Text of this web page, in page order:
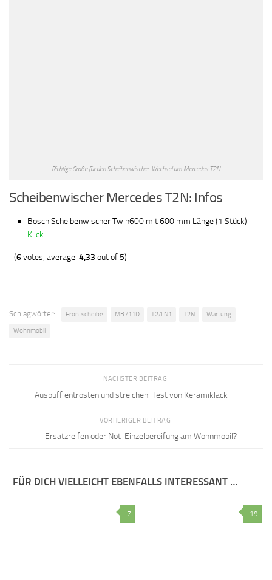
Richtige Größe für den Scheibenwischer-Wechsel am Mercedes T2N
Scheibenwischer Mercedes T2N: Infos
Bosch Scheibenwischer Twin600 mit 600 mm Länge (1 Stück):
Klick
(6votes, average: 4,33 out of 5)
Schlagwörter: Frontscheibe MB711D T2/LN1 T2N Wartung
Wohnmobil
NÄCHSTER BEITRAG
Auspuff entrosten und streichen: Test von Keramiklack
VORHERIGER BEITRAG
Ersatzreifen oder Not-Einzelbereifung am Wohnmobil?
FÜR DICH VIELLEICHT EBENFALLS INTERESSANT …
7 19